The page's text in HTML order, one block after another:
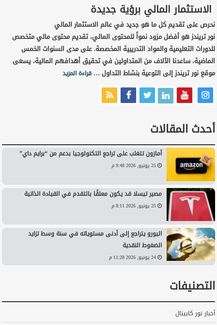
الاستثمار المالي برؤية جديدة
نحرص على تقديم كل ما هو جديد في عالم الاستثمار المالي
نور تريندز هو أفضل مزود نمواً للمحتوى المالي، تقديم محتوى مالي متخصص
للدورات التعليمية والمواد التدريبية المخصصة. على مدى السنوات الخمس
الماضية، ساعدنا الآلاف من المتداولين في تحقيق أهدافهم المالية، يسعى
موقع نور تريندز إلى التوعية بنشاط التداول …قراءة المزيد
أحدث المقالات
أمازون تتغلب على تراجع التكنولوجيا بدعم من “برايم داي”
25 يونيو, 2026 9:48 م
مصير تيسلا قد يكون معلقًا بالتقدم في القيادة الذاتية
25 يونيو, 2026 8:11 م
اليورو يتراجع إلى أدنى مستوياته في سنة وسط تزايد
الضغوط النقدية
24 يونيو, 2026 11:28 م
التصنيفات
أخبار نور كابيتال